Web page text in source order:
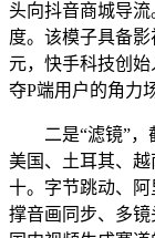
头向抖音商城导
度。该模子具备
元，快手科技创
夺P端用户的角力
二是“滤镜”，截
美国、土耳其、
十。字节跳动、
撑音画同步、多镜